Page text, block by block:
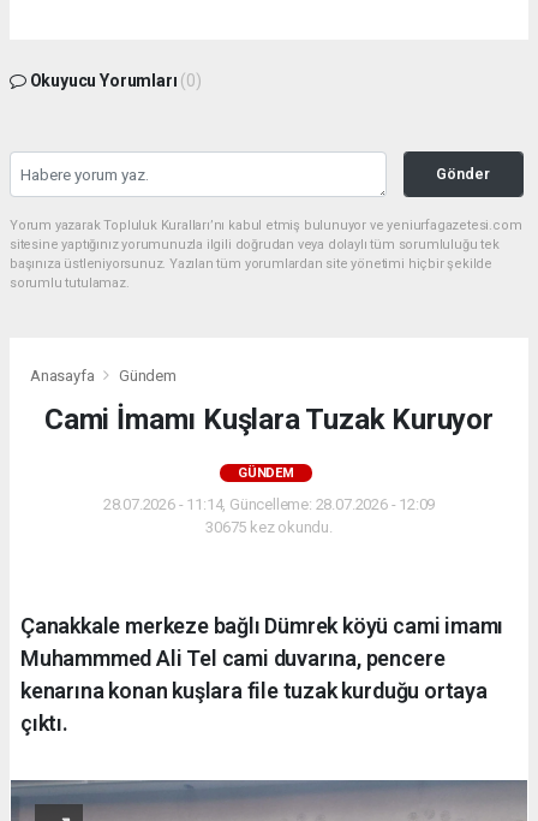
Okuyucu Yorumları (0)
Gönder
Yorum yazarak Topluluk Kuralları’nı kabul etmiş bulunuyor ve yeniurfagazetesi.com
sitesine yaptığınız yorumunuzla ilgili doğrudan veya dolaylı tüm sorumluluğu tek
başınıza üstleniyorsunuz. Yazılan tüm yorumlardan site yönetimi hiçbir şekilde
sorumlu tutulamaz.
Anasayfa Gündem
Cami İmamı Kuşlara Tuzak Kuruyor
GÜNDEM
28.07.2026 - 11:14, Güncelleme: 28.07.2026 - 12:09
30675 kez okundu.
Çanakkale merkeze bağlı Dümrek köyü cami imamı
Muhammmed Ali Tel cami duvarına, pencere
kenarına konan kuşlara file tuzak kurduğu ortaya
çıktı.